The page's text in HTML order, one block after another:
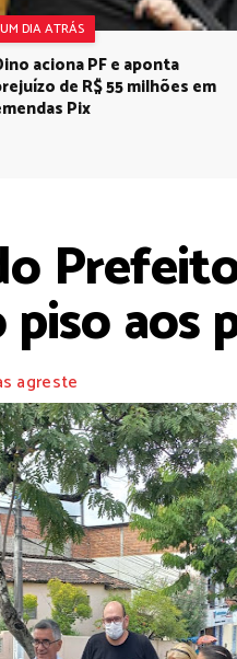
UM DIA ATRÁS
aciona PF e aponta
de R$ 55 milhões em
Pix
aos
agreste